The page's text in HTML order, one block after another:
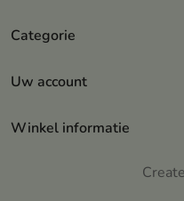
Categorie
Uw account
Winkel informatie